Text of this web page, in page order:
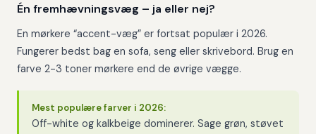
Én fremhævningsvæg – ja eller nej?
En mørkere “accent-væg” er fortsat populær i 2026.
Fungerer bedst bag en sofa, seng eller skrivebord. Brug en
farve 2-3 toner mørkere end de øvrige vægge.
Mest populære farver i 2026:
Off-white og kalkbeige dominerer. Sage grøn, støvet